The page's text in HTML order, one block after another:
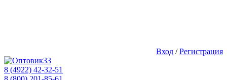
Вход /Регистрация
8 (4922) 42-32-51